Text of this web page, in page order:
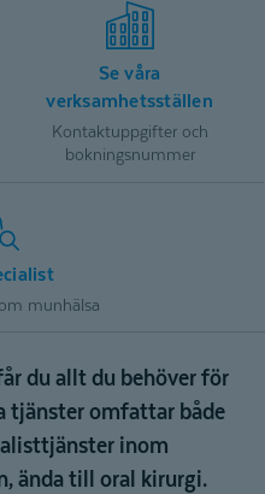
Se våra
verksamhetsställen
Kontaktuppgifter och
bokningsnummer
munhälsa
du allt du behöver för
tjänster omfattar både
inom
ända till oral kirurgi.